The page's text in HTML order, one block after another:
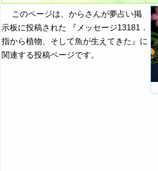
このページは、からさんが夢占い掲
示板に投稿された 『メッセージ13181．
指から植物、そして魚が生えてきた』に
関連する投稿ページです。